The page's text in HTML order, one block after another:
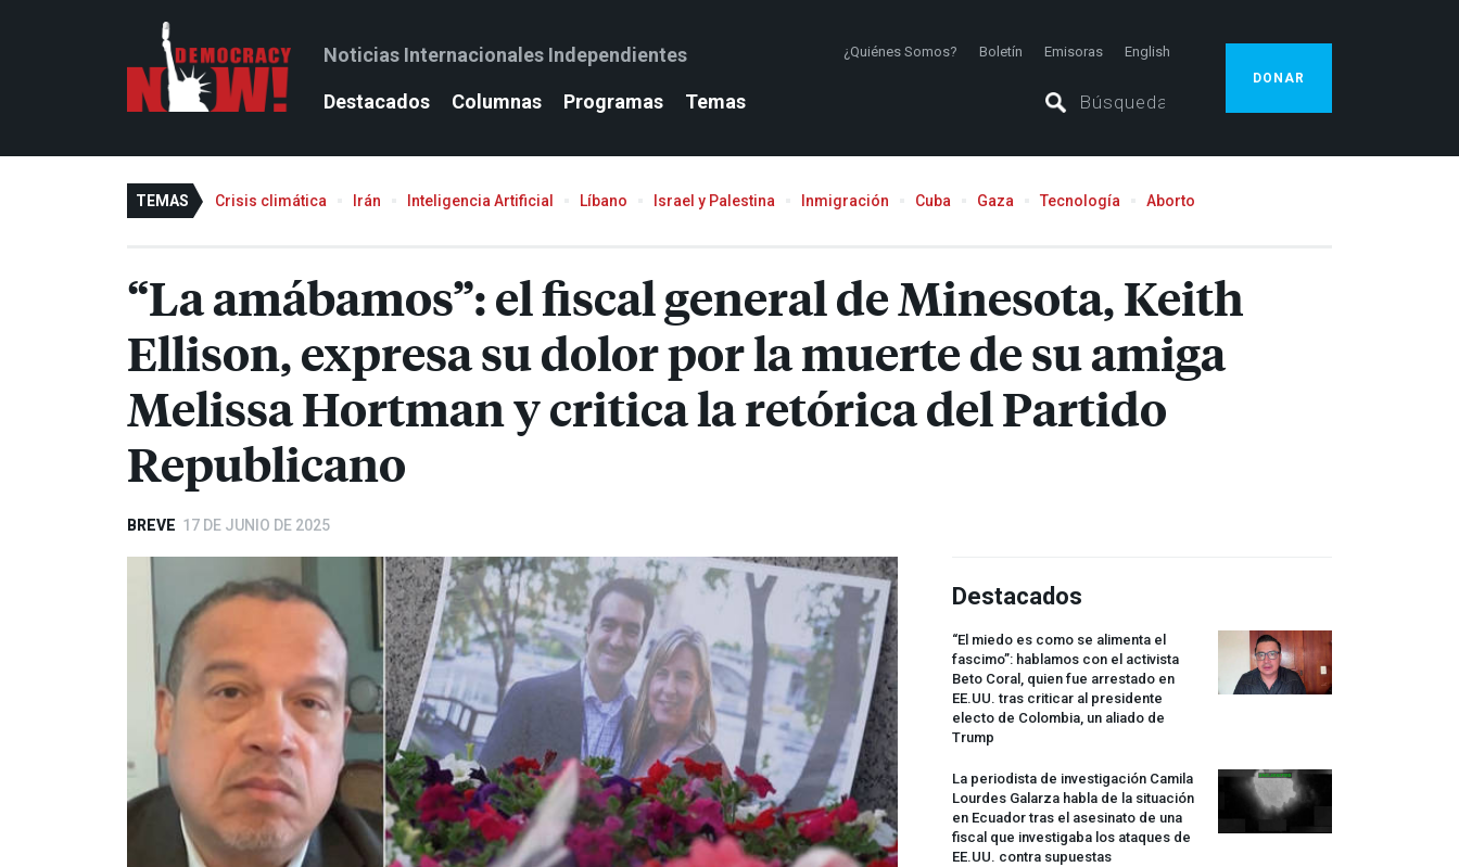
Noticias Internacionales Independientes ¿Quiénes Somos? Boletín Emisoras English
Destacados Columnas Programas Temas
DONAR
TEMAS Crisis climática Irán Inteligencia Artificial Líbano Israel y Palestina Inmigración Cuba Gaza Tecnología Aborto
“La amábamos”: el fiscal general de Minesota, Keith
Ellison, expresa su dolor por la muerte de su amiga
Melissa Hortman y critica la retórica del Partido
Republicano
BREVE 17 DE JUNIO DE 2025
Destacados
“El miedo es como se alimenta el
fascimo”: hablamos con el activista
Beto Coral, quien fue arrestado en
EE.UU. tras criticar al presidente
electo de Colombia, un aliado de
Trump
La periodista de investigación Camila
Lourdes Galarza habla de la situación
en Ecuador tras el asesinato de una
fiscal que investigaba los ataques de
EE.UU. contra supuestas